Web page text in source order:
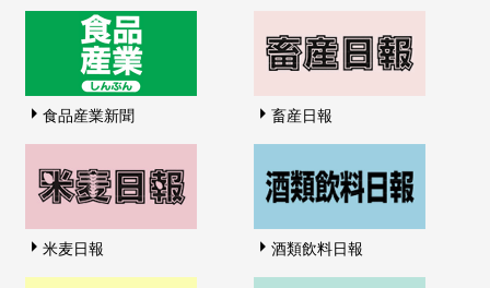
食品産業新聞 畜産日報
米麦日報 酒類飲料日報